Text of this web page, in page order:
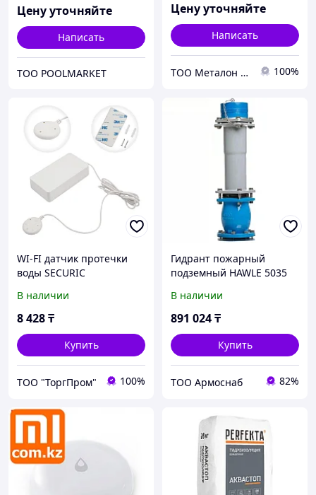
Цену уточняйте
Написать
TOO POOLMARKET
Цену уточняйте
Написать
ТОО Металон 2017 100%
WI-FI датчик протечки
воды SECURIC
В наличии
8 428₸
Купить
ТОО "ТоргПром" 100%
Гидрант пожарный
подземный HAWLE 5035
В наличии
891 024₸
Купить
ТОО Армоснаб 82%